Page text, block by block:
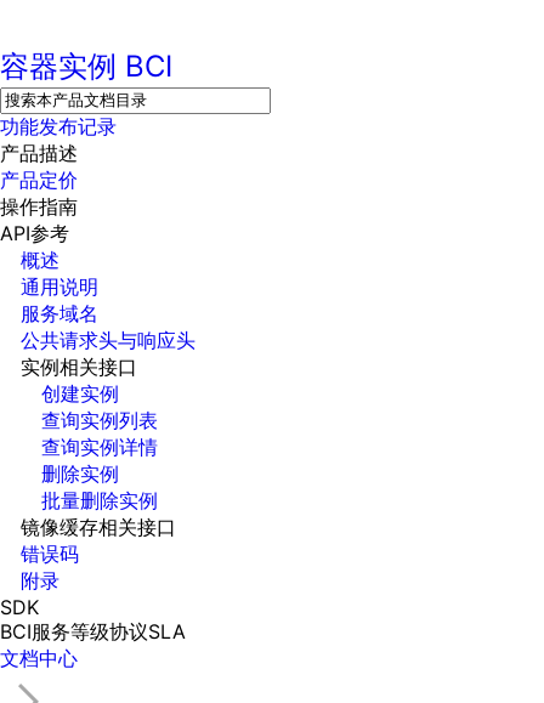
容器实例 BCI
功能发布记录
产品描述
产品定价
操作指南
API参考
概述
通用说明
服务域名
公共请求头与响应头
实例相关接口
创建实例
查询实例列表
查询实例详情
删除实例
批量删除实例
镜像缓存相关接口
错误码
附录
SDK
BCI服务等级协议SLA
文档中心